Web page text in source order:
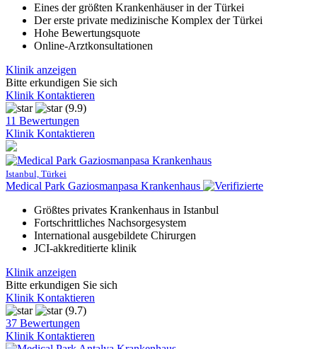
Eines der größten Krankenhäuser in der Türkei
Der erste private medizinische Komplex der Türkei
Hohe Bewertungsquote
Online-Arztkonsultationen
Klinik anzeigen
Bitte erkundigen Sie sich
Klinik Kontaktieren
(9.9)
11 Bewertungen
Klinik Kontaktieren
Istanbul, Türkei
Medical Park Gaziosmanpasa Krankenhaus
Größtes privates Krankenhaus in Istanbul
Fortschrittliches Nachsorgesystem
International ausgebildete Chirurgen
JCI-akkreditierte klinik
Klinik anzeigen
Bitte erkundigen Sie sich
Klinik Kontaktieren
(9.7)
37 Bewertungen
Klinik Kontaktieren